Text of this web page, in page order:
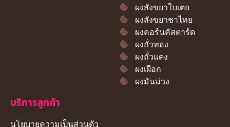
ผงสังขยาใบเตย
ผงสังขยาชาไทย
ผงคอร์นคัสตาร์ด
ผงถั่วทอง
ผงถั่วแดง
ผงเผือก
ผงมันม่วง
บริการลูกค้า
นโยบายความเป็นส่วนตัว